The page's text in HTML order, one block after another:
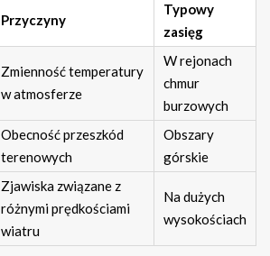
Przyczyny
Typowy
zasięg
Zmienność temperatury
w atmosferze
W rejonach
chmur
burzowych
Obecność przeszkód
terenowych
Obszary
górskie
Zjawiska związane z
różnymi prędkościami
wiatru
Na dużych
wysokościach